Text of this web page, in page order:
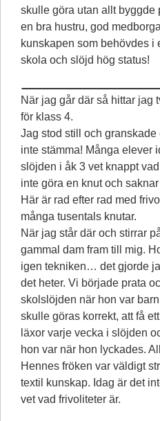
skulle göra utan allt byggde
en bra hustru, god
kunskapen som behövdes i
skola och slöjd hög status!
När jag går där så hittar jag
för klass 4.
Jag stod still och
inte stämma! Många elever
slöjden i åk 3 vet knappt
inte göra en knut och
Här är rad efter rad med
många tusentals knutar.
När jag står där och stirrar
gammal dam fram till mig.
igen tekniken… det gjorde
det heter. Vi började prata
skolslöjden när hon var
skulle göras korrekt, att få
läxor varje vecka i slöjden
hon var när hon lyckades.
Hennes fröken var väldigt
textil kunskap. Idag är det
vet vad frivoliteter är.